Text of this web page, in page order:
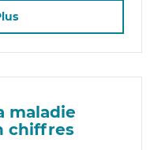
maladie
chiffres